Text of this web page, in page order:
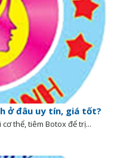
ở đâu uy tín, giá tốt?
thể, tiêm Botox để trị...